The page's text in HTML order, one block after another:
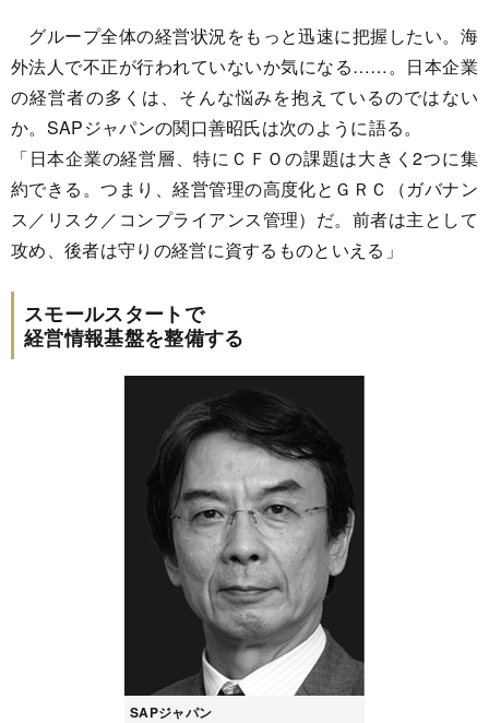
グループ全体の経営状況をもっと迅速に把握したい。海
外法人で不正が行われていないか気になる……。日本企業
の経営者の多くは、そんな悩みを抱えているのではない
か。SAPジャパンの関口善昭氏は次のように語る。
「日本企業の経営層、特にＣＦＯの課題は大きく2つに集
約できる。つまり、経営管理の高度化とＧＲＣ（ガバナン
ス／リスク／コンプライアンス管理）だ。前者は主として
攻め、後者は守りの経営に資するものといえる」
スモールスタートで
経営情報基盤を整備する
SAPジャパン